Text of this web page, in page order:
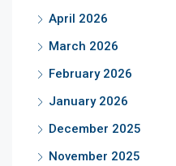
April 2026
March 2026
February 2026
January 2026
December 2025
November 2025